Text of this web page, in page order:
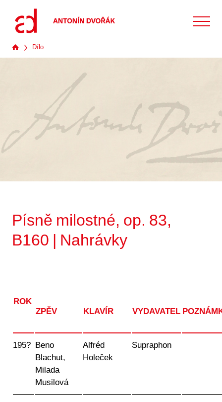
Dílo
Písně milostné, op. 83,
B160 | Nahrávky
ROK
ZPĚV
KLAVÍR VYDAVATEL
195?
Beno
Blachut,
Milada
Musilová
Alfréd
Holeček
Supraphon